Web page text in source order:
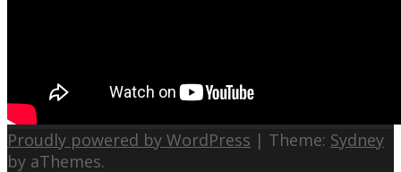
Proudly powered by WordPress | Theme: Sydney
by aThemes.